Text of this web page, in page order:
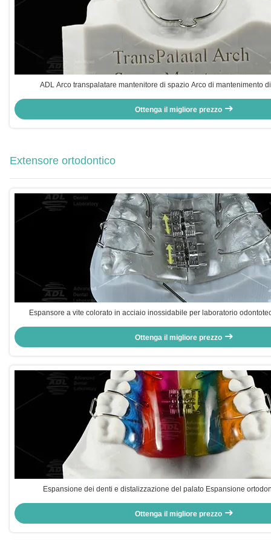
ADL Arco transpalatare mantenitore di spazio Arco di mantenimento
Ottenga il migliore prezzo
Extensore ortodontico
Espansore a vite colorato in acciaio inossidabile per laboratorio
Ottenga il migliore prezzo
Espansione dei denti e distalizzazione del palato Espansione
Ottenga il migliore prezzo